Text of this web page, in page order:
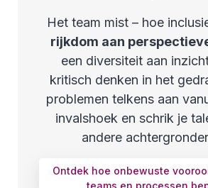
Het team mist – hoe
rijkdom aan
een diversiteit aan
kritisch denken in het
problemen telkens aan
invalshoek en schrik je
andere
Ontdek hoe onbewuste
teams en processen